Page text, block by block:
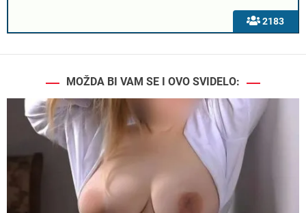
2183
MOŽDA BI VAM SE I OVO SVIDELO: